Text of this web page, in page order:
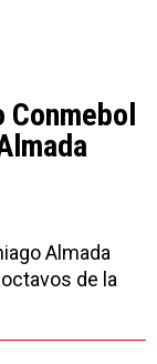
Almada
de la